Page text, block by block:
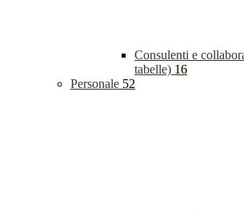
Consulenti e
tabelle) 16
Personale 52